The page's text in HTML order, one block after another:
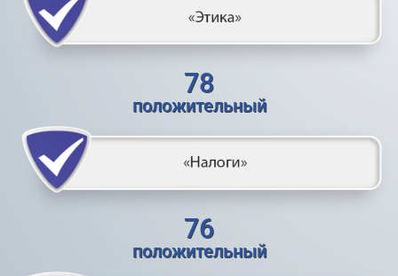
78
положительный
76
положительный